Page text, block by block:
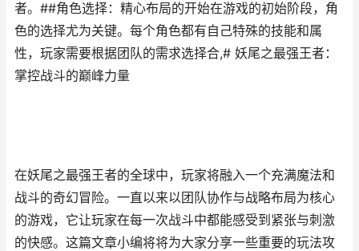
者。##角色选择：精心布局的开始在游戏的初始阶段，角
色的选择尤为关键。每个角色都有自己特殊的技能和属
性，玩家需要根据团队的需求选择合,# 妖尾之最强王者：
掌控战斗的巅峰力量
在妖尾之最强王者的全球中，玩家将融入一个充满魔法和
战斗的奇幻冒险。一直以来以团队协作与战略布局为核心
的游戏，它让玩家在每一次战斗中都能感受到紧张与刺激
的快感。这篇文章小编将将为大家分享一些重要的玩法攻